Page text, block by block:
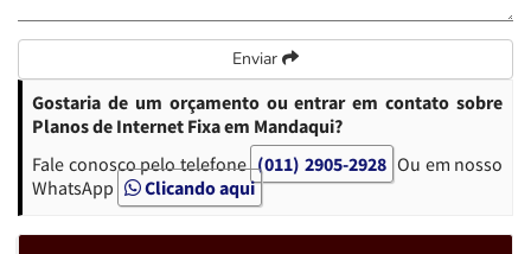
Enviar
Gostaria de um orçamento ou entrar em contato sobre
Planos de Internet Fixa em Mandaqui?
Fale conosco pelo telefone (011) 2905-2928 Ou em nosso
WhatsApp
Clicando aqui